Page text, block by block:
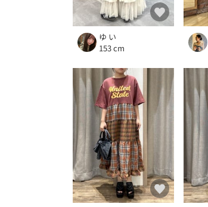
ゆ い
153 cm